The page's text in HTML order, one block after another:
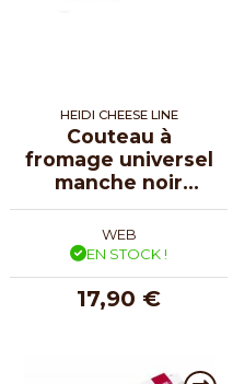
HEIDI CHEESE LINE
Couteau à
fromage universel
manche noir
Edelweiss 23 cm
WEB
EN STOCK !
17,90 €